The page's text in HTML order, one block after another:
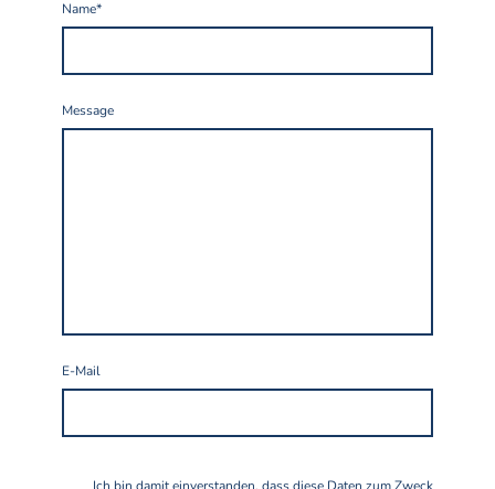
Name*
Message
E-Mail